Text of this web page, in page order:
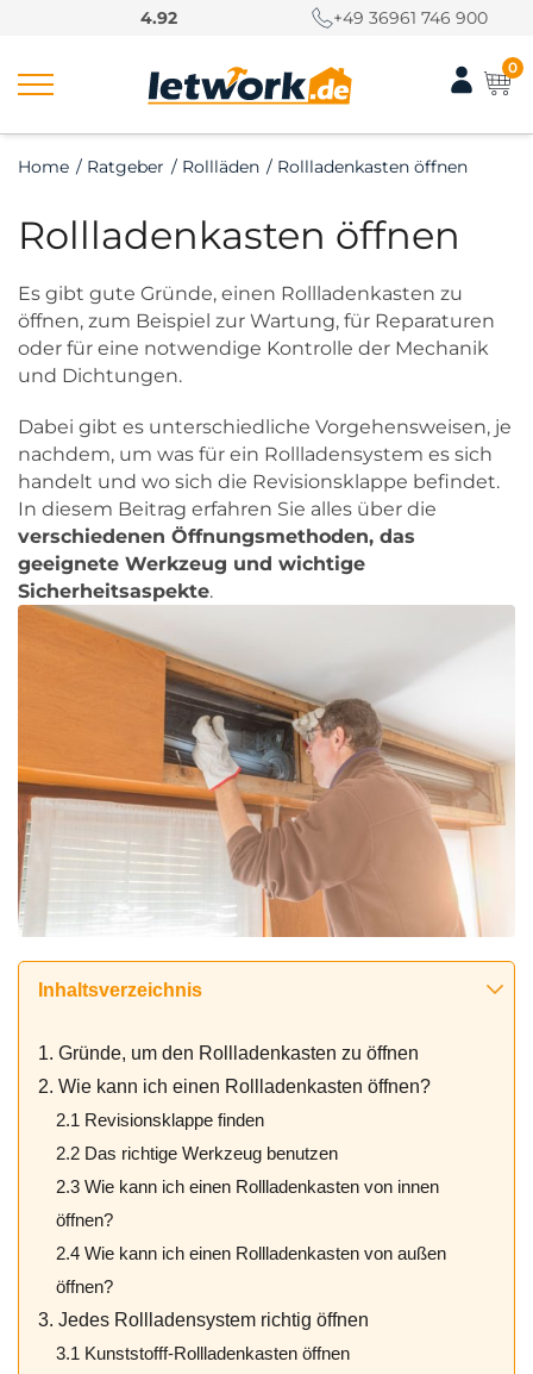
4.92 +49 36961 746 900
0
Home / Ratgeber / Rollläden / Rollladenkasten öffnen
Rollladenkasten öffnen
Es gibt gute Gründe, einen Rollladenkasten zu
öffnen, zum Beispiel zur Wartung, für Reparaturen
oder für eine notwendige Kontrolle der Mechanik
und Dichtungen.
Dabei gibt es unterschiedliche Vorgehensweisen, je
nachdem, um was für ein Rollladensystem es sich
handelt und wo sich die Revisionsklappe befindet.
In diesem Beitrag erfahren Sie alles über die
verschiedenen Öffnungsmethoden, das
geeignete Werkzeug und wichtige
Sicherheitsaspekte.
Inhaltsverzeichnis
1. Gründe, um den Rollladenkasten zu öffnen
2. Wie kann ich einen Rollladenkasten öffnen?
2.1 Revisionsklappe finden
2.2 Das richtige Werkzeug benutzen
2.3 Wie kann ich einen Rollladenkasten von innen
öffnen?
2.4 Wie kann ich einen Rollladenkasten von außen
öffnen?
3. Jedes Rollladensystem richtig öffnen
3.1 Kunststofff-Rollladenkasten öffnen